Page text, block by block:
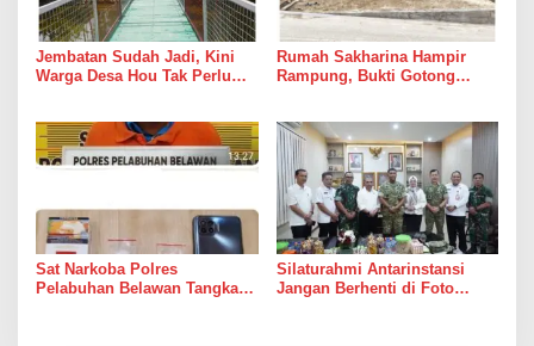
Jembatan Sudah Jadi, Kini
Warga Desa Hou Tak Perlu
Rumah Sakharina Hampir
Rampung, Bukti Gotong
Sat Narkoba Polres
Pelabuhan Belawan Tangkap
Silaturahmi Antarinstansi
Jangan Berhenti di Foto